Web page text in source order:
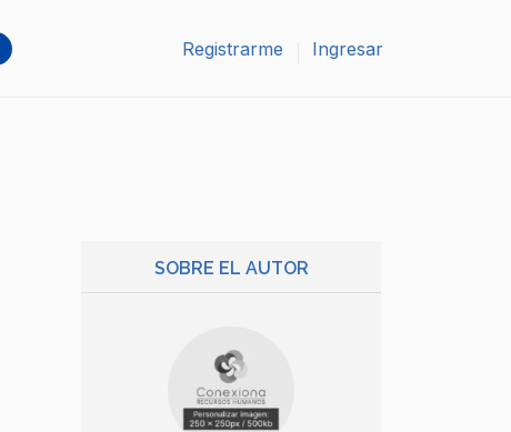
Registrarme Ingresar
SOBRE EL AUTOR